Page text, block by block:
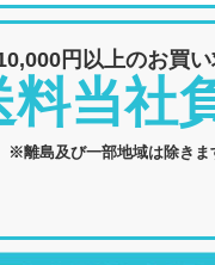
円以上のお買
料当社
※離島及び一部地域は除きま